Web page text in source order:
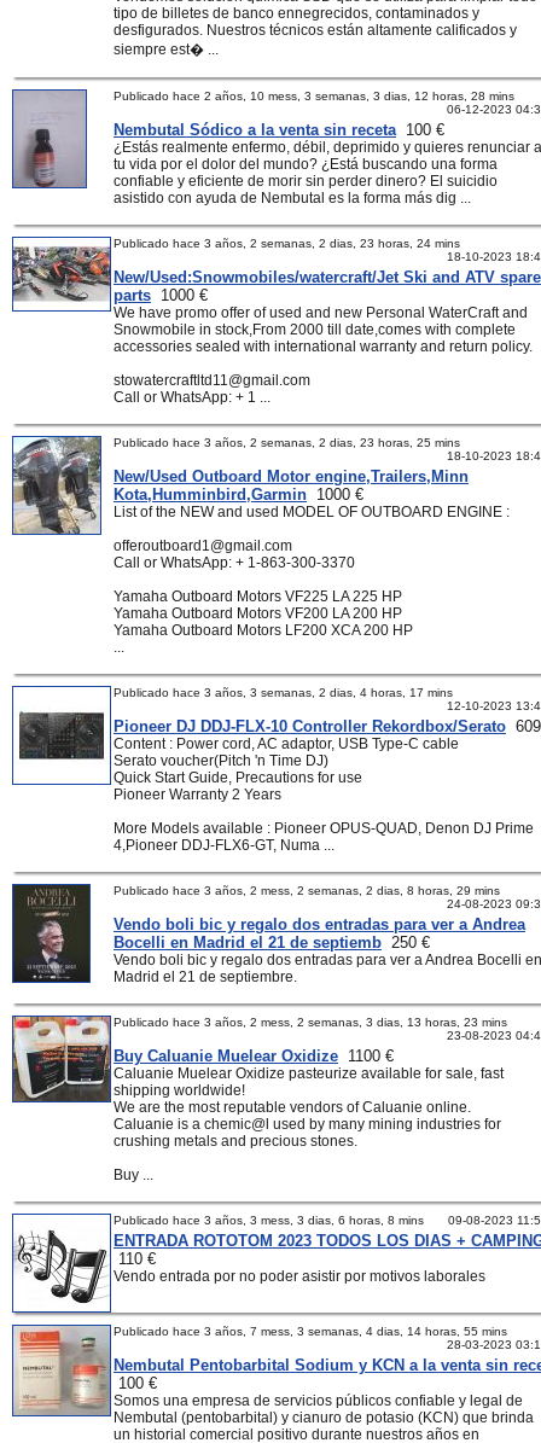
tipo de billetes de banco ennegrecidos, contaminados y
desfigurados. Nuestros técnicos están altamente calificados y
siempre est� ...
Publicado hace 2 años, 10 mess, 3 semanas, 3 dias, 12 horas, 28 mins
06-12-2023
Nembutal Sódico a la venta sin receta100 €
¿Estás realmente enfermo, débil, deprimido y quieres renunciar a
tu vida por el dolor del mundo? ¿Está buscando una forma
confiable y eficiente de morir sin perder dinero? El suicidio
asistido con ayuda de Nembutal es la forma más dig ...
Publicado hace 3 años, 2 semanas, 2 dias, 23 horas, 24 mins
18-10-2023
New/Used:Snowmobiles/watercraft/Jet Ski and ATV spare
parts 1000 €
We have promo offer of used and new Personal WaterCraft and
Snowmobile in stock,From 2000 till date,comes with complete
accessories sealed with international warranty and return policy.
stowatercraftltd11@gmail.com
Call or WhatsApp: + 1 ...
Publicado hace 3 años, 2 semanas, 2 dias, 23 horas, 25 mins
18-10-2023
New/Used Outboard Motor engine,Trailers,Minn
Kota,Humminbird,Garmin 1000 €
List of the NEW and used MODEL OF OUTBOARD ENGINE :
offeroutboard1@gmail.com
Call or WhatsApp: + 1-863-300-3370
Yamaha Outboard Motors VF225 LA 225 HP
Yamaha Outboard Motors VF200 LA 200 HP
Yamaha Outboard Motors LF200 XCA 200 HP
...
Publicado hace 3 años, 3 semanas, 2 dias, 4 horas, 17 mins
12-10-2023
Pioneer DJ DDJ-FLX-10 Controller Rekordbox/Serato
Content : Power cord, AC adaptor, USB Type-C cable
Serato voucher(Pitch 'n Time DJ)
Quick Start Guide, Precautions for use
Pioneer Warranty 2 Years
More Models available : Pioneer OPUS-QUAD, Denon DJ Prime
4,Pioneer DDJ-FLX6-GT, Numa ...
Publicado hace 3 años, 2 mess, 2 semanas, 2 dias, 8 horas, 29 mins
24-08-2023
Vendo boli bic y regalo dos entradas para ver a Andrea
Bocelli en Madrid el 21 de septiemb 250 €
Vendo boli bic y regalo dos entradas para ver a Andrea Bocelli en
Madrid el 21 de septiembre.
Publicado hace 3 años, 2 mess, 2 semanas, 3 dias, 13 horas, 23 mins
23-08-2023
Buy Caluanie Muelear Oxidize 1100 €
Caluanie Muelear Oxidize pasteurize available for sale, fast
shipping worldwide!
We are the most reputable vendors of Caluanie online.
Caluanie is a chemic@l used by many mining industries for
crushing metals and precious stones.
Buy ...
Publicado hace 3 años, 3 mess, 3 dias, 6 horas, 8 mins 09-08-2023
ENTRADA ROTOTOM 2023 TODOS LOS DIAS +
110 €
Vendo entrada por no poder asistir por motivos laborales
Publicado hace 3 años, 7 mess, 3 semanas, 4 dias, 14 horas, 55 mins
28-03-2023
Nembutal Pentobarbital Sodium y KCN a la venta sin
100 €
Somos una empresa de servicios públicos confiable y legal de
Nembutal (pentobarbital) y cianuro de potasio (KCN) que brinda
un historial comercial positivo durante nuestros años en